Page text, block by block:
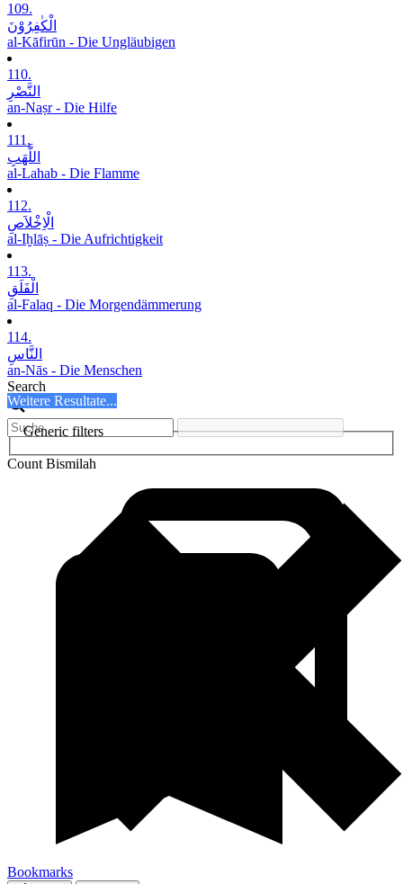
109.
الْکٰفِرُوْنَ
al-Kāfirūn - Die Ungläubigen
110.
النَّصْرِ
an-Naṣr - Die Hilfe
111.
اللَّھَبِ
al-Lahab - Die Flamme
112.
الْاِخْلاَصِ
al-Iḫlāṣ - Die Aufrichtigkeit
113.
الْفَلَقِ
al-Falaq - Die Morgendämmerung
114.
النَّاسِ
an-Nās - Die Menschen
Search
Weitere Resultate...
Generic filters
Count Bismilah
Bookmarks